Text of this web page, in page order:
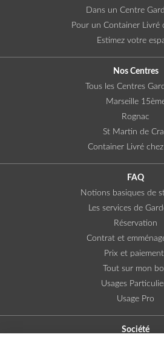
Dans un Centre
Pour un Container Livré
Estimez votre
Nos Centres
Tous les Centres
Marseille
Rognac
St Martin de
Container Livré
FAQ
Notions basiques de
Les services de
Réservation
Contrat et
Prix et
Tout sur mon
Usages
Usage Pro
Société